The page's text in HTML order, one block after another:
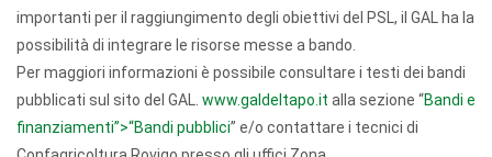
importanti per il raggiungimento degli obiettivi del PSL, il GAL ha la
possibilità di integrare le risorse messe a bando.
Per maggiori informazioni è possibile consultare i testi dei bandi
pubblicati sul sito del GAL. www.galdeltapo.it alla sezione “Bandi e
finanziamenti”>“Bandi pubblici” e/o contattare i tecnici di